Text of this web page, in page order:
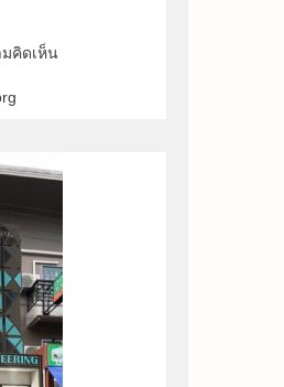
คิดเห็น